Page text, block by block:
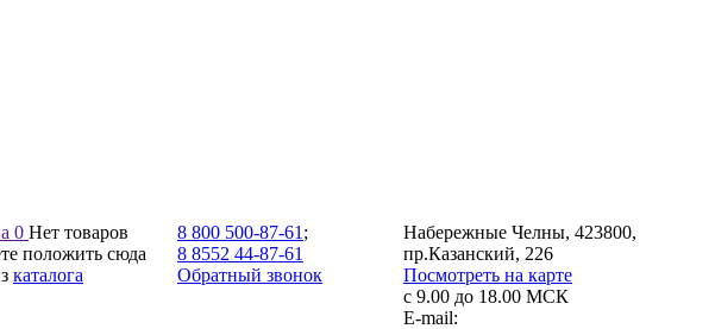
0 Нет товаров
положить сюда
каталога
8 800 500-87-61 ;
8 8552 44-87-61
Обратный звонок
Набережные Челны, 423800,
пр.Казанский, 226
Посмотреть на карте
с 9.00 до 18.00 МСК
E-mail: